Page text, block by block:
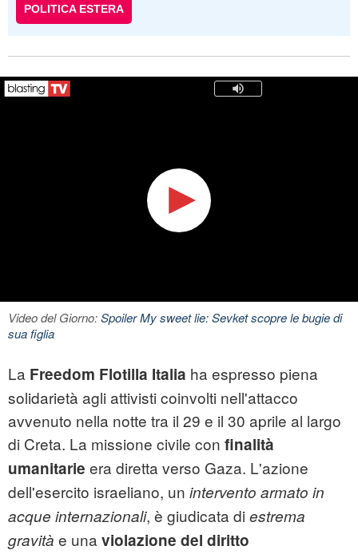
POLITICA ESTERA
Video del Giorno:Spoiler My sweet lie: Sevket scopre le bugie di
sua figlia
La Freedom Flotilla Italia ha espresso piena
solidarietà agli attivisti coinvolti nell'attacco
avvenuto nella notte tra il 29 e il 30 aprile al largo
di Creta. La missione civile con finalità
umanitarie era diretta verso Gaza. L'azione
dell'esercito israeliano, un intervento armato in
acque internazionali, è giudicata di estrema
gravità e una violazione del diritto